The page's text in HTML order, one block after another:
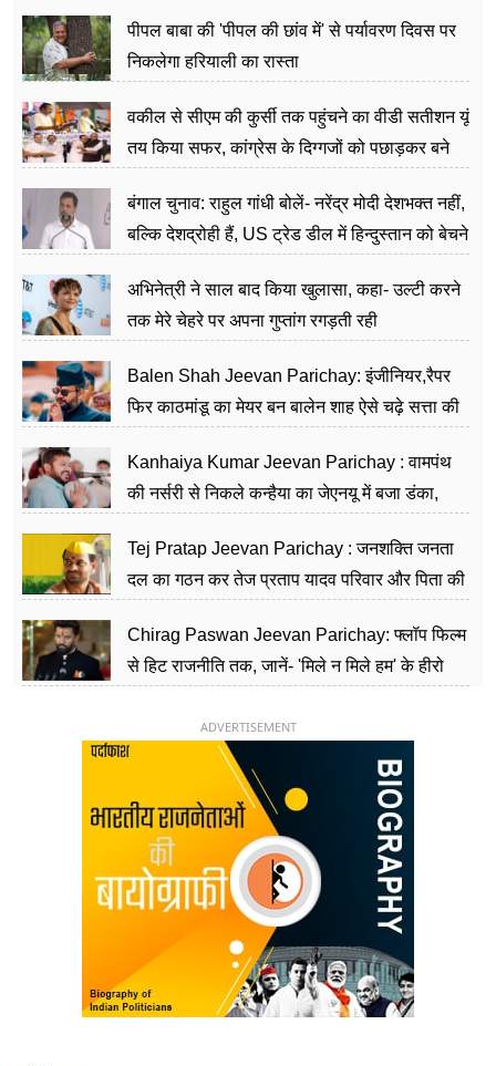
पीपल बाबा की 'पीपल की छांव में' से पर्यावरण दिवस पर
निकलेगा हरियाली का रास्ता
वकील से सीएम की कुर्सी तक पहुंचने का वीडी सतीशन यूं
तय किया सफर, कांग्रेस के दिग्गजों को पछाड़कर बने
बंगाल चुनाव: राहुल गांधी बोलें- नरेंद्र मोदी देशभक्त नहीं,
बल्कि देशद्रोही हैं, US ट्रेड डील में हिन्दुस्तान को बेचने
अभिनेत्री ने साल बाद किया खुलासा, कहा- उल्टी करने
तक मेरे चेहरे पर अपना गुप्तांग रगड़ती रही
Balen Shah Jeevan Parichay: इंजीनियर,रैपर
फिर काठमांडू का मेयर बन बालेन शाह ऐसे चढ़े सत्ता की
Kanhaiya Kumar Jeevan Parichay : वामपंथ
की नर्सरी से निकले कन्हैया का जेएनयू में बजा डंका,
Tej Pratap Jeevan Parichay : जनशक्ति जनता
दल का गठन कर तेज प्रताप यादव परिवार और पिता की
Chirag Paswan Jeevan Parichay: फ्लॉप फिल्म
से हिट राजनीति तक, जानें- 'मिले न मिले हम' के हीरो
ADVERTISEMENT